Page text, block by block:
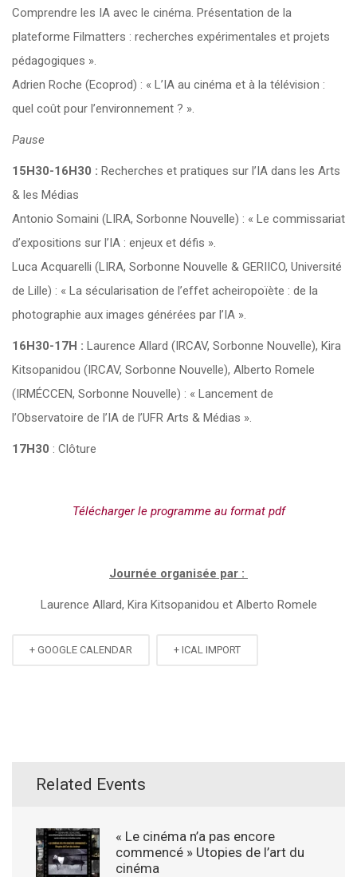
Comprendre les IA avec le cinéma. Présentation de la
plateforme Filmatters : recherches expérimentales et projets
pédagogiques ».
Adrien Roche (Ecoprod) : « L’IA au cinéma et à la télévision :
quel coût pour l’environnement ? ».
Pause
15H30-16H30 : Recherches et pratiques sur l’IA dans les Arts
& les Médias
Antonio Somaini (LIRA, Sorbonne Nouvelle) : « Le commissariat
d’expositions sur l’IA : enjeux et défis ».
Luca Acquarelli (LIRA, Sorbonne Nouvelle & GERIICO, Université
de Lille) : « La sécularisation de l’effet acheiropoïète : de la
photographie aux images générées par l’IA ».
16H30-17H : Laurence Allard (IRCAV, Sorbonne Nouvelle), Kira
Kitsopanidou (IRCAV, Sorbonne Nouvelle), Alberto Romele
(IRMÉCCEN, Sorbonne Nouvelle) : « Lancement de
l’Observatoire de l’IA de l’UFR Arts & Médias ».
17H30 : Clôture
Télécharger le programme au format pdf
Journée organisée par :
Laurence Allard, Kira Kitsopanidou et Alberto Romele
+ GOOGLE CALENDAR + ICAL IMPORT
Related Events
« Le cinéma n’a pas encore
commencé » Utopies de l’art du
cinéma